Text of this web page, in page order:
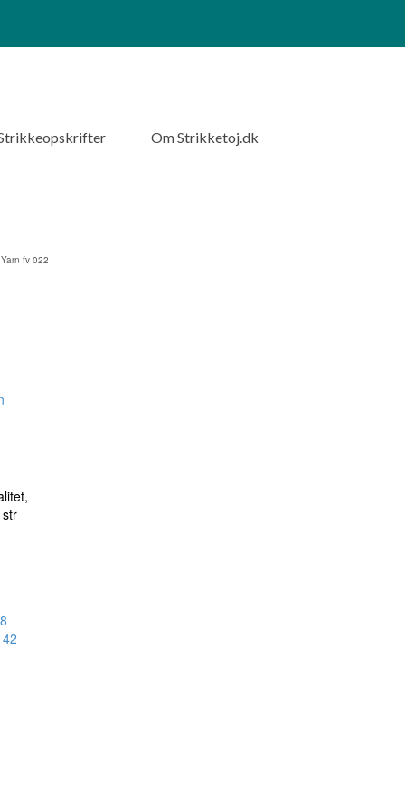
Om Strikketoj.dk
fv 022